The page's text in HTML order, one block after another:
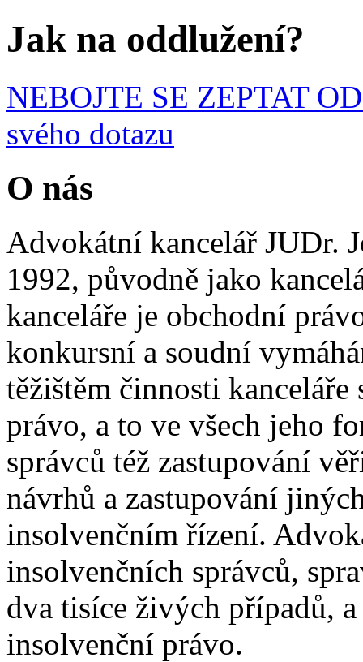
Jak na oddlužení?
NEBOJTE SE ZEPTAT
svého dotazu
O nás
Advokátní kancelář JUDr.
1992, původně jako
kanceláře je obchodní
konkursní a soudní
těžištěm činnosti
právo, a to ve všech jeho
správců též zastupování
návrhů a zastupování
insolvenčním řízení.
insolvenčních správců,
dva tisíce živých případů,
insolvenční právo.